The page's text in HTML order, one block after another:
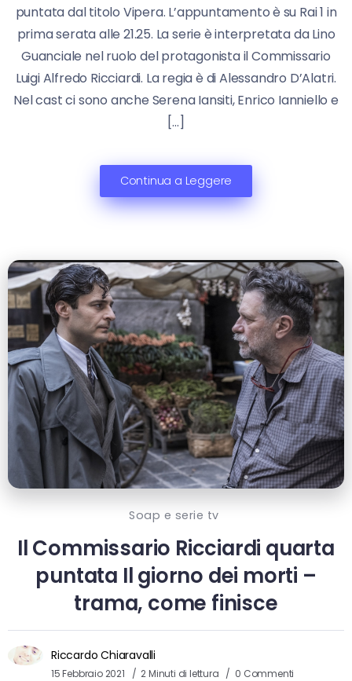
puntata dal titolo Vipera. L’appuntamento è su Rai 1 in
prima serata alle 21.25. La serie è interpretata da Lino
Guanciale nel ruolo del protagonista il Commissario
Luigi Alfredo Ricciardi. La regia è di Alessandro D’Alatri.
Nel cast ci sono anche Serena Iansiti, Enrico Ianniello e
[…]
Continua a Leggere
Soap e serie tv
Il Commissario Ricciardi quarta
puntata Il giorno dei morti –
trama, come finisce
Riccardo Chiaravalli
15 Febbraio 2021 2 Minuti di lettura 0 Commenti